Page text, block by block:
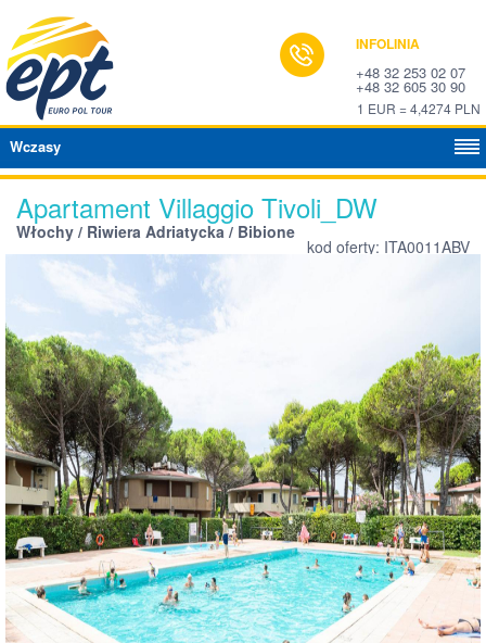
INFOLINIA
+48 32 253 02 07
+48 32 605 30 90
1 EUR = 4,4274 PLN
Wczasy
Apartament Villaggio Tivoli_DW
Włochy / Riwiera Adriatycka / Bibione
kod oferty: ITA0011ABV